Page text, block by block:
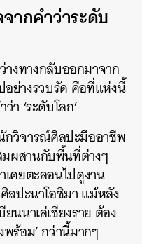
ากคำว่าระดับ
งทางกลับออกมาจาก
อย่างรวบรัด คือที่แห่งนี้
า ‘ระดับโลก’
กวิจารณ์ศิลปะมืออาชีพ
ผสานกับพื้นที่ต่างๆ
คยตะลอนไปดูงาน
ลปะนาโอชิมา แม้หลัง
นนาเล่เชียงราย ต้อง
ร้อม’ กว่านี้มากๆ